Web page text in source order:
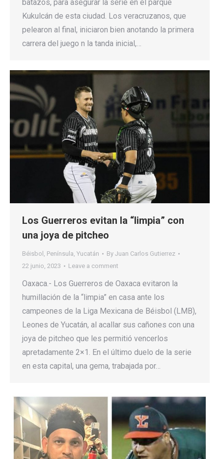
batazos, para asegurar la serie en el parque
Kukulcán de esta ciudad. Los veracruzanos, que
pelearon al final, iniciaron bien anotando la primera
carrera del juego n la tanda inicial,…
Los Guerreros evitan la “limpia” con
una joya de pitcheo
Béisbol , Península, Yucatán By Juan Carlos Gutierrez
22 junio, 2023
Leave a comment
Oaxaca.- Los Guerreros de Oaxaca evitaron la
humillación de la “limpia” en casa ante los
campeones de la Liga Mexicana de Béisbol (LMB),
Leones de Yucatán, al acallar sus cañones con una
joya de pitcheo que les permitió vencerlos
apretadamente 2×1. En el último duelo de la serie
en esta capital, una gema, trabajada por…